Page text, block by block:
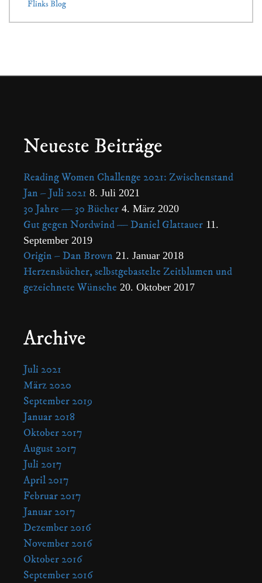
Flinks Blog
Neueste Beiträge
Reading Women Challenge 2021: Zwischenstand
Jan – Juli 2021 8. Juli 2021
30 Jahre — 30 Bücher 4. März 2020
Gut gegen Nordwind — Daniel Glattauer 11.
September 2019
Origin – Dan Brown 21. Januar 2018
Herzensbücher, selbstgebastelte Zeitblumen und
gezeichnete Wünsche 20. Oktober 2017
Archive
Juli 2021
März 2020
September 2019
Januar 2018
Oktober 2017
August 2017
Juli 2017
April 2017
Februar 2017
Januar 2017
Dezember 2016
November 2016
Oktober 2016
September 2016